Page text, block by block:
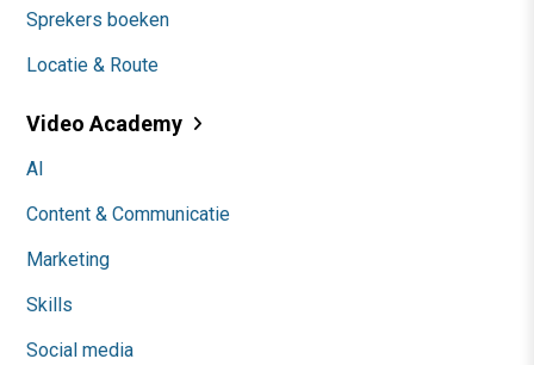
Sprekers boeken
Locatie & Route
Video Academy
AI
Content & Communicatie
Marketing
Skills
Social media